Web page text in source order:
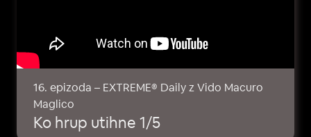
16. epizoda – EXTREME® Daily z Vido Macuro
Maglico
Ko hrup utihne 1/5